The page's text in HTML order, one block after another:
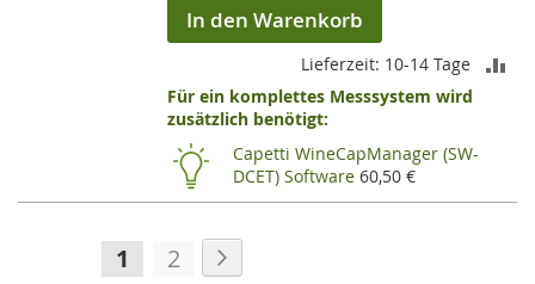
In den Warenkorb
Lieferzeit: 10-14 Tage
Für ein komplettes Messsystem wird
zusätzlich benötigt:
Capetti WineCapManager (SW-
DCET) Software 60,50 €
Seite
Sie
1 Seite
2